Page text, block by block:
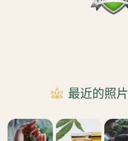
最近的照片